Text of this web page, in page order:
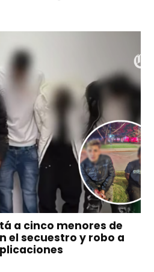
a cinco menores de
el secuestro y robo a